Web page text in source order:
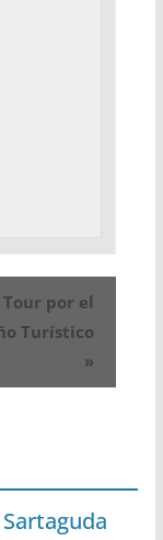
Tour por el
Turístico
»